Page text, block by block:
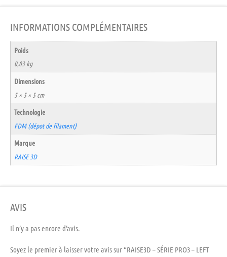
INFORMATIONS COMPLÉMENTAIRES
Poids
0,03 kg
Dimensions
5 × 5 × 5 cm
Technologie
FDM (dépot de filament)
Marque
RAISE 3D
AVIS
Il n’y a pas encore d’avis.
Soyez le premier à laisser votre avis sur “RAISE3D – SÉRIE PRO3 – LEFT